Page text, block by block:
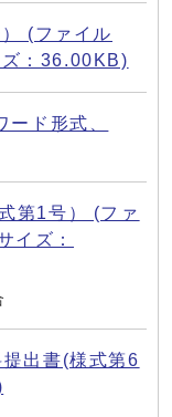
(ファイル
：36.00KB)
ド形式、
第1号） (ファ
イズ：
出書(様式第6